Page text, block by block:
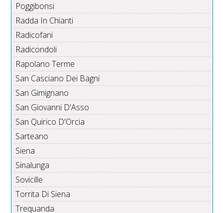
Poggibonsi
Radda In Chianti
Radicofani
Radicondoli
Rapolano Terme
San Casciano Dei Bagni
San Gimignano
San Giovanni D'Asso
San Quirico D'Orcia
Sarteano
Siena
Sinalunga
Sovicille
Torrita Di Siena
Trequanda